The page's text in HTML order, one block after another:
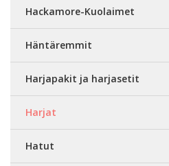
Hackamore-Kuolaimet
Häntäremmit
Harjapakit ja harjasetit
Harjat
Hatut